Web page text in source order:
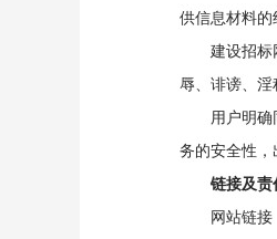
供信息材料的
建设招标网
辱、诽谤、淫
用户明确同
务的安全性，
链接及责
网站链接